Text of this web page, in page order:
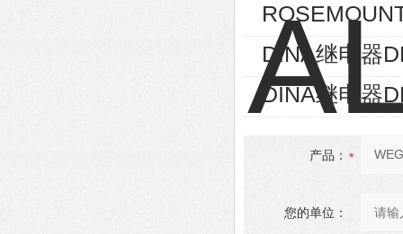
DINA继电器
DINA继电器
产品：
您的单位：